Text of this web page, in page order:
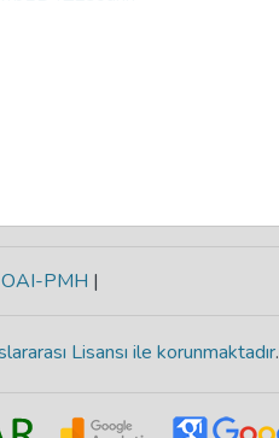
OAI-PMH |
Lisansı ile korunmaktadır.